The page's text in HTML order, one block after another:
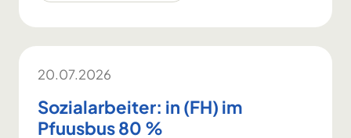
20.07.2026
Sozialarbeiter: in (FH) im
Pfuusbus 80 %